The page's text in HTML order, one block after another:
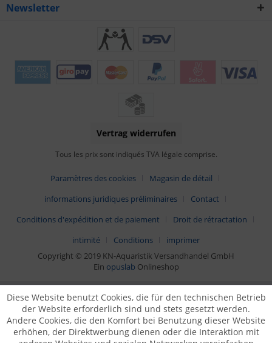
Newsletter
Vertrag widerrufen
Tous les prix sont indiqués TVA légale comprise.
Paramètres des cookies
Magasin de détail
informations juridiques préliminaires
Contact
Conditions d'expédition et de paiement
Droit de rétractation
intimité
Conditions
imprimer
Copyright © 2019 KN-Aquaristik Versandhandel GmbH
Ein opuslab Onlineshop
Diese Website benutzt Cookies, die für den technischen Betrieb
der Website erforderlich sind und stets gesetzt werden.
Andere Cookies, die den Komfort bei Benutzung dieser Website
erhöhen, der Direktwerbung dienen oder die Interaktion mit